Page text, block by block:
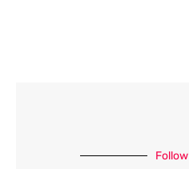
Follow